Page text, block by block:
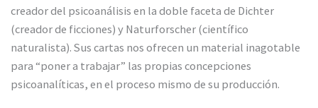
creador del psicoanálisis en la doble faceta de Dichter
(creador de ficciones) y Naturforscher (científico
naturalista). Sus cartas nos ofrecen un material inagotable
para “poner a trabajar” las propias concepciones
psicoanalíticas, en el proceso mismo de su producción.